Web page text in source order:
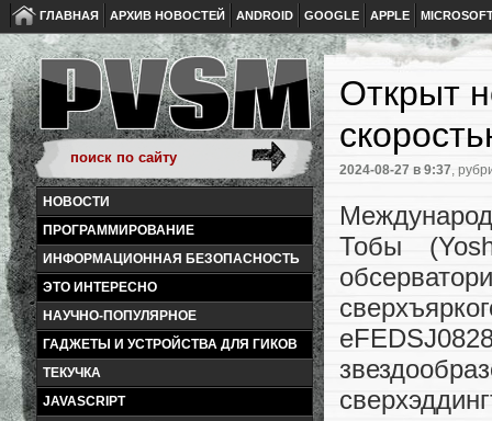
ГЛАВНАЯ АРХИВ НОВОСТЕЙ ANDROID GOOGLE APPLE
НОВОСТИ
ПРОГРАММИРОВАНИЕ
ИНФОРМАЦИОННАЯ БЕЗОПАСНОСТЬ
ЭТО ИНТЕРЕСНО
НАУЧНО-ПОПУЛЯРНОЕ
ГАДЖЕТЫ И УСТРОЙСТВА ДЛЯ ГИКОВ
ТЕКУЧКА
JAVASCRIPT
Открыт
2024-08-27 в 9:37,
Тобы